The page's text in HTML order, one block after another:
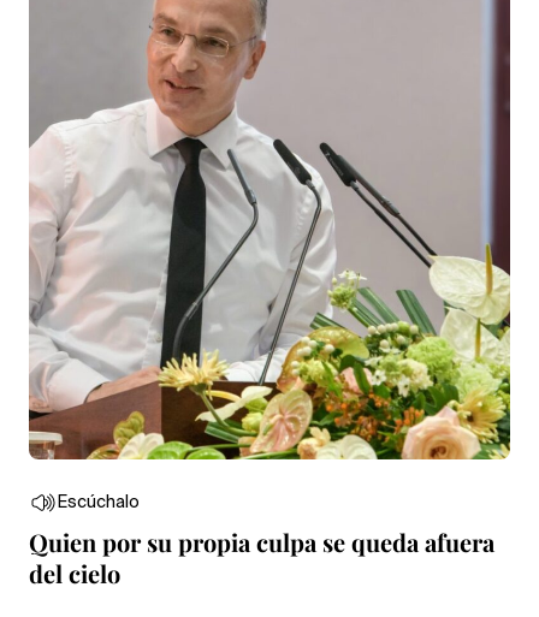
Escúchalo
Quien por su propia culpa se queda afuera
del cielo